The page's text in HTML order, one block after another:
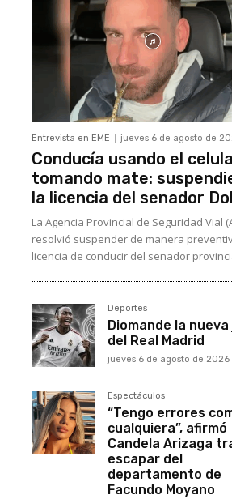
Entrevista en EME jueves 6 de agosto de
Conducía usando el
tomando mate:
la licencia del senador
La Agencia Provincial de Seguridad Vial
resolvió suspender de manera
licencia de conducir del senador
Deportes
Diomande la nueva
del Real Madrid
jueves 6 de agosto de 2026
Espectáculos
“Tengo errores
cualquiera”, afirmó
Candela Arizaga
escapar del
departamento de
Facundo Moyano